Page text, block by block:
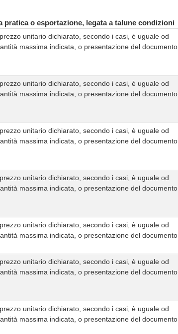
pratica o esportazione, legata a talune condizioni
unitario dichiarato, secondo i casi, è uguale od
massima indicata, o presentazione del documento
unitario dichiarato, secondo i casi, è uguale od
massima indicata, o presentazione del documento
unitario dichiarato, secondo i casi, è uguale od
massima indicata, o presentazione del documento
unitario dichiarato, secondo i casi, è uguale od
massima indicata, o presentazione del documento
unitario dichiarato, secondo i casi, è uguale od
massima indicata, o presentazione del documento
unitario dichiarato, secondo i casi, è uguale od
massima indicata, o presentazione del documento
unitario dichiarato, secondo i casi, è uguale od
massima indicata, o presentazione del documento